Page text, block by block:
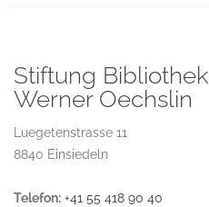
Stiftung Bibliothek
Werner Oechslin
Luegetenstrasse 11
8840 Einsiedeln
Telefon: +41 55 418 90 40